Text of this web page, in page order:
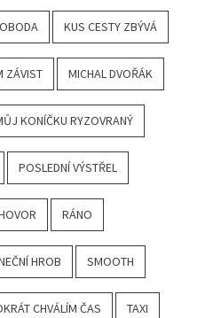
KUS CESTY ZBÝVÁ
ZÁVIST MICHAL DVOŘÁK
KONÍČKU RYZOVRANÝ
POSLEDNÍ VÝSTŘEL
RÁNO
HROB SMOOTH
CHVÁLÍM ČAS TAXI